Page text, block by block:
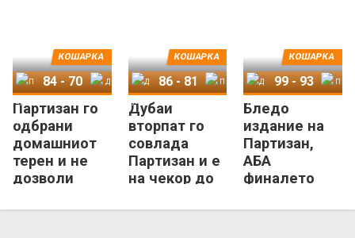
Партизан го
одбрани
домашниот
терен и не
дозволи
Дубаи!
КОШАРКА
Партизан
84 - 70
Дубаи
вторпат го
совлада
Партизан и е
на чекор до
АБА-титула
КОШАРКА
Дубаи
86- 81
Бледо
издание на
Партизан,
АБА
финалето
триумф на
КОШАРКА
Дубаи
99- 93